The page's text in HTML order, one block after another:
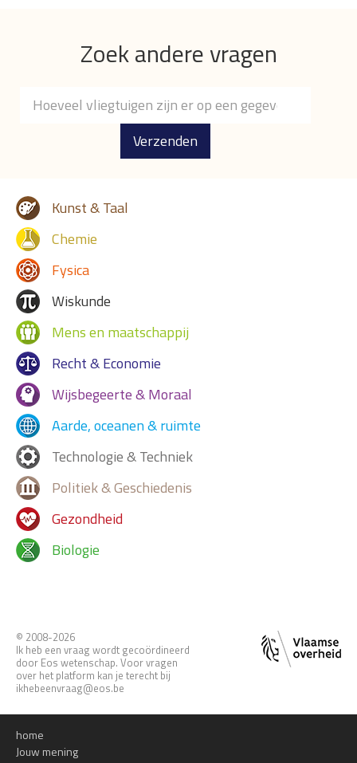
Zoek andere vragen
Verzenden
Kunst & Taal
Chemie
Fysica
Wiskunde
Mens en maatschappij
Recht & Economie
Wijsbegeerte & Moraal
Aarde, oceanen & ruimte
Technologie & Techniek
Politiek & Geschiedenis
Gezondheid
Biologie
© 2008-2026
Ik heb een vraag wordt gecoördineerd
door Eos wetenschap. Voor vragen
over het platform kan je terecht bij
ikhebeenvraag@eos.be
home
Jouw mening